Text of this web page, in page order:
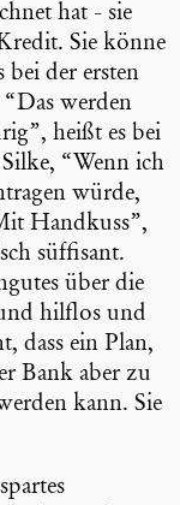
hat - sie
Sie könne
bei der ersten
werden
heißt es bei
“Wenn ich
würde,
Handkuss”,
süffisant.
über die
hilflos und
dass ein Plan,
Bank aber zu
kann. Sie